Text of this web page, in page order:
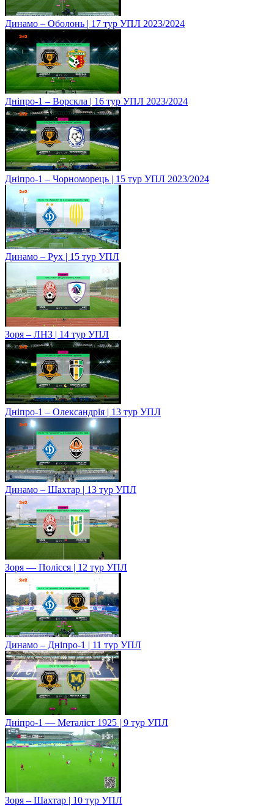
Динамо – Оболонь | 17 тур УПЛ 2023/2024
Дніпро-1 – Ворскла | 16 тур УПЛ 2023/2024
Дніпро-1 – Чорноморець | 15 тур УПЛ 2023/2024
Динамо – Рух | 15 тур УПЛ
Зоря – ЛНЗ | 14 тур УПЛ
Дніпро-1 – Олександрія | 13 тур УПЛ
Динамо – Шахтар | 13 тур УПЛ
Зоря — Полісся | 12 тур УПЛ
Динамо – Дніпро-1 | 11 тур УПЛ
Дніпро-1 — Металіст 1925 | 9 тур УПЛ
Зоря – Шахтар | 10 тур УПЛ